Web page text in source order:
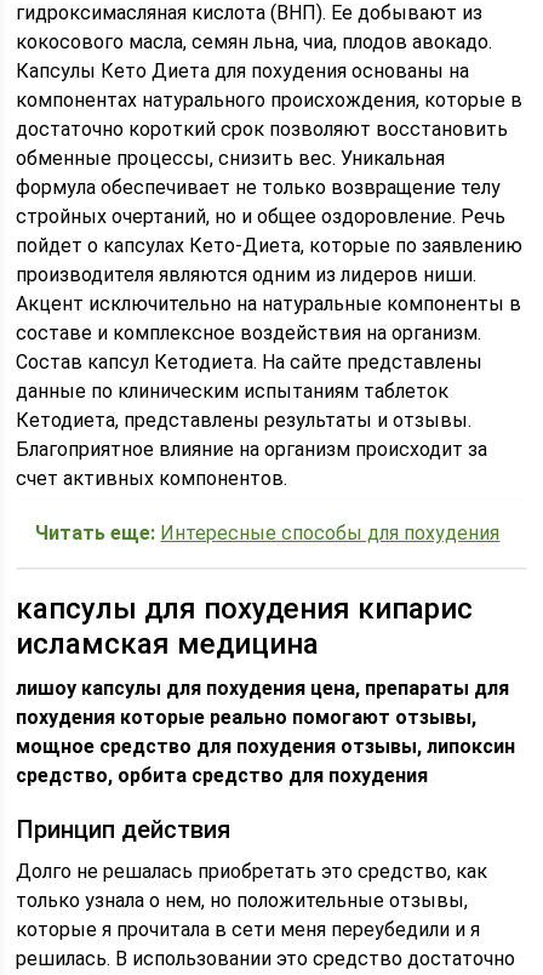
гидроксимасляная кислота (ВНП). Ее добывают из
кокосового масла, семян льна, чиа, плодов авокадо.
Капсулы Кето Диета для похудения основаны на
компонентах натурального происхождения, которые в
достаточно короткий срок позволяют восстановить
обменные процессы, снизить вес. Уникальная
формула обеспечивает не только возвращение телу
стройных очертаний, но и общее оздоровление. Речь
пойдет о капсулах Кето-Диета, которые по заявлению
производителя являются одним из лидеров ниши.
Акцент исключительно на натуральные компоненты в
составе и комплексное воздействия на организм.
Состав капсул Кетодиета. На сайте представлены
данные по клиническим испытаниям таблеток
Кетодиета, представлены результаты и отзывы.
Благоприятное влияние на организм происходит за
счет активных компонентов.
Читать еще: Интересные способы для похудения
капсулы для похудения кипарис
исламская медицина
лишоу капсулы для похудения цена, препараты для
похудения которые реально помогают отзывы,
мощное средство для похудения отзывы, липоксин
средство, орбита средство для похудения
Принцип действия
Долго не решалась приобретать это средство, как
только узнала о нем, но положительные отзывы,
которые я прочитала в сети меня переубедили и я
решилась. В использовании это средство достаточно